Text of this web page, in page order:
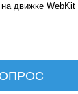
движке WebKit
ОПРОС